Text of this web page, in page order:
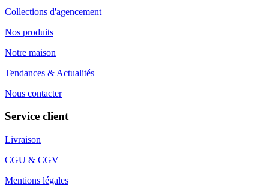
Collections d'agencement
Nos produits
Notre maison
Tendances & Actualités
Nous contacter
Service client
Livraison
CGU & CGV
Mentions légales